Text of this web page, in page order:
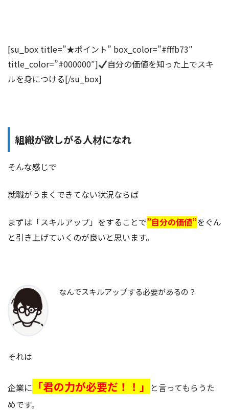
[su_box title=”★ポイント” box_color=”#fffb73″
title_color=”#000000″]
自分の価値を知った上でスキ
ルを身につける[/su_box]
組織が欲しがる人材になれ
そんな感じで
就職がうまくできてない状況ならば
まずは「スキルアップ」をすることで”自分の価値”をぐん
と引き上げていくのが良いと思います。
なんでスキルアップする必要があるの？
それは
企業に 「君の力が必要だ！！」
と言ってもらうた
めです。